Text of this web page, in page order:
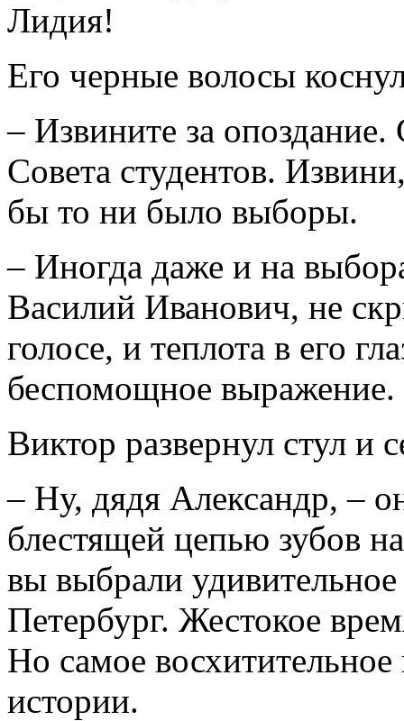
Лидия!
Его черные волосы
– Извините за
Совета студентов.
бы то ни было выборы.
– Иногда даже и на
Василий Иванович, не
голосе, и теплота в его
беспомощное выражение.
Виктор развернул стул и
– Ну, дядя Александр, –
блестящей цепью зубов
вы выбрали
Петербург. Жестокое
Но самое
истории.